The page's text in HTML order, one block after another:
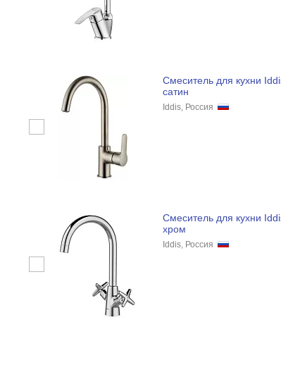
Смеситель для кухни
сатин
Iddis, Россия
Смеситель для кухни
хром
Iddis, Россия